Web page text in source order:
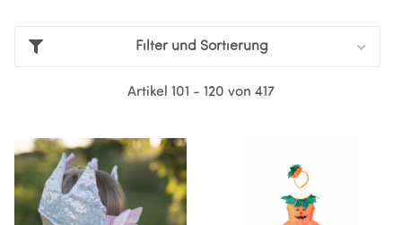
Filter und Sortierung
Artikel 101 - 120 von 417